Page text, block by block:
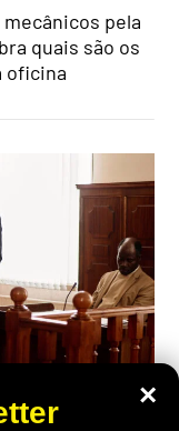
pela
quais são os
oficina
×